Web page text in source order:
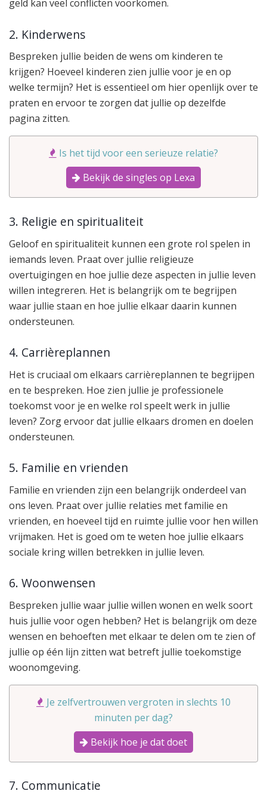
geld kan veel conflicten voorkomen.
2. Kinderwens
Bespreken jullie beiden de wens om kinderen te
krijgen? Hoeveel kinderen zien jullie voor je en op
welke termijn? Het is essentieel om hier openlijk over te
praten en ervoor te zorgen dat jullie op dezelfde
pagina zitten.
Is het tijd voor een serieuze relatie?
Bekijk de singles op Lexa
3. Religie en spiritualiteit
Geloof en spiritualiteit kunnen een grote rol spelen in
iemands leven. Praat over jullie religieuze
overtuigingen en hoe jullie deze aspecten in jullie leven
willen integreren. Het is belangrijk om te begrijpen
waar jullie staan en hoe jullie elkaar daarin kunnen
ondersteunen.
4. Carrièreplannen
Het is cruciaal om elkaars carrièreplannen te begrijpen
en te bespreken. Hoe zien jullie je professionele
toekomst voor je en welke rol speelt werk in jullie
leven? Zorg ervoor dat jullie elkaars dromen en doelen
ondersteunen.
5. Familie en vrienden
Familie en vrienden zijn een belangrijk onderdeel van
ons leven. Praat over jullie relaties met familie en
vrienden, en hoeveel tijd en ruimte jullie voor hen willen
vrijmaken. Het is goed om te weten hoe jullie elkaars
sociale kring willen betrekken in jullie leven.
6. Woonwensen
Bespreken jullie waar jullie willen wonen en welk soort
huis jullie voor ogen hebben? Het is belangrijk om deze
wensen en behoeften met elkaar te delen om te zien of
jullie op één lijn zitten wat betreft jullie toekomstige
woonomgeving.
Je zelfvertrouwen vergroten in slechts 10
minuten per dag?
Bekijk hoe je dat doet
7. Communicatie